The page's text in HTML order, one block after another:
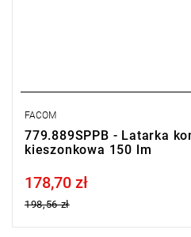
FACOM
779.889SPPB - Latarka
kieszonkowa 150 lm
Price tax included
178,70 zł
198,56 zł